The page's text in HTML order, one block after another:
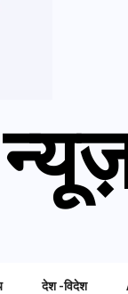
देश -विदेश